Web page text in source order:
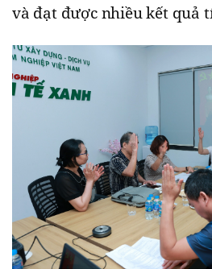
và đạt được nhiều kết quả